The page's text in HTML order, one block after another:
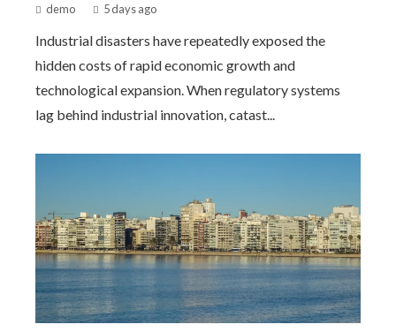
demo 5 days ago
Industrial disasters have repeatedly exposed the
hidden costs of rapid economic growth and
technological expansion. When regulatory systems
lag behind industrial innovation, catast...